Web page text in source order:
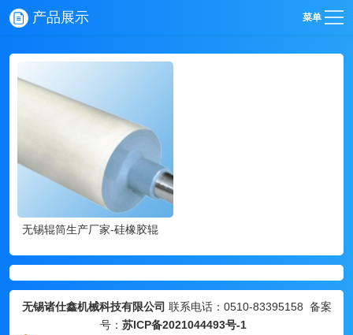
产品展示 菜单
无锡辊筒生产厂家-硅橡胶辊
无锡诸仕鑫机械科技有限公司 联系电话：0510-83395158 备案
号： 苏ICP备2021044493号-1